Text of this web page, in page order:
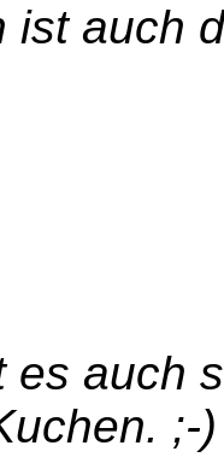
ist auch
es auch
;-)